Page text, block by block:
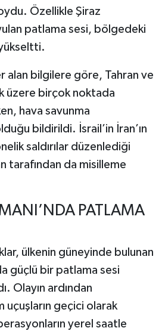
Özellikle Şiraz
patlama sesi, bölgedeki
alan bilgilere göre, Tahran ve
üzere birçok noktada
hava savunma
bildirildi. İsrail’in İran’ın
saldırılar düzenlediği
tarafından da misilleme
PATLAMA
ülkenin güneyinde bulunan
güçlü bir patlama sesi
Olayın ardından
uçuşların geçici olarak
yerel saatle